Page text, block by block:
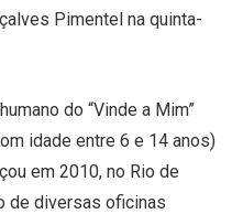
Pimentel na quinta-
do “Vinde a Mim”
idade entre 6 e 14 anos)
em 2010, no Rio de
de diversas oficinas